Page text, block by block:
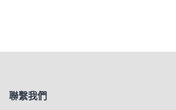
聯繫我們